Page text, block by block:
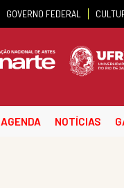
GOVERNO FEDERAL
AGENDA NOTÍCIAS